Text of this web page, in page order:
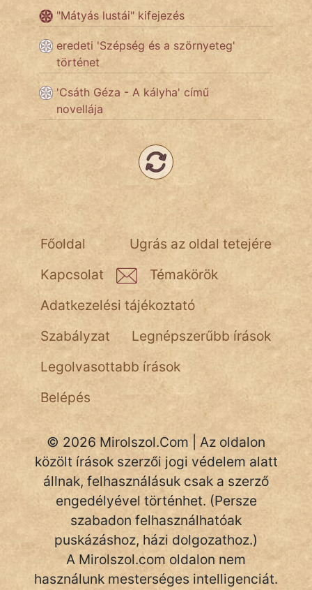
Név nélkül
pszichopati
szegény legény
Hoffer Botond
"Mátyás lustái" kifejezés
eredeti 'Szépség és a szörnyeteg'
történet
'Csáth Géza - A kályha' című
novellája
Ugrás az oldal tetejére
Főoldal
Kapcsolat
Témakörök
Adatkezelési tájékoztató
Szabályzat
Legnépszerűbb írások
Legolvasottabb írások
Belépés
© 2026 Mirolszol.Com | Az oldalon
közölt írások szerzői jogi védelem alatt
állnak, felhasználásuk csak a szerző
engedélyével történhet. (Persze
szabadon felhasználhatóak
puskázáshoz, házi dolgozathoz.)
A Mirolszol.com oldalon nem
használunk mesterséges intelligenciát.